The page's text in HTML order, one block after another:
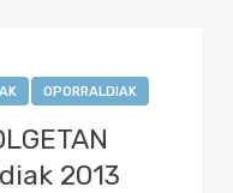
OPORRALDIAK
2013